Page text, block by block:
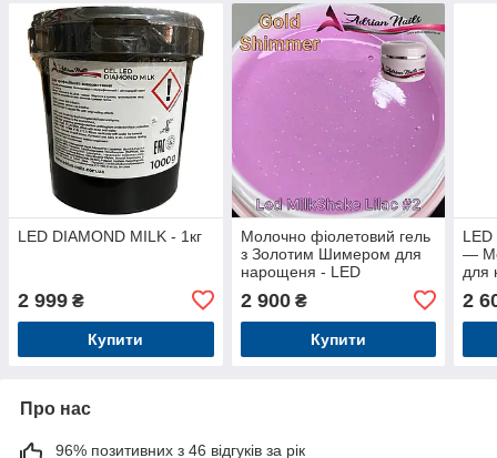
LED DIAMOND MILK - 1кг
2 999 ₴
Купити
Молочно фіолетовий гель
з Золотим Шимером для
нарощеня - LED
2 900₴
Купити
—
для
2
Про нас
96% позитивних з 46 відгуків за рік